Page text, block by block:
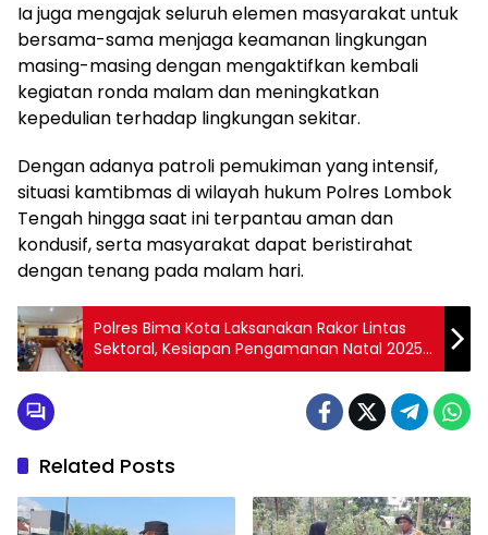
Ia juga mengajak seluruh elemen masyarakat untuk
bersama-sama menjaga keamanan lingkungan
masing-masing dengan mengaktifkan kembali
kegiatan ronda malam dan meningkatkan
kepedulian terhadap lingkungan sekitar.
Dengan adanya patroli pemukiman yang intensif,
situasi kamtibmas di wilayah hukum Polres Lombok
Tengah hingga saat ini terpantau aman dan
kondusif, serta masyarakat dapat beristirahat
dengan tenang pada malam hari.
Polres Bima Kota Laksanakan Rakor Lintas
Sektoral, Kesiapan Pengamanan Natal 2025
dan Tahun Baru 2026
Related Posts